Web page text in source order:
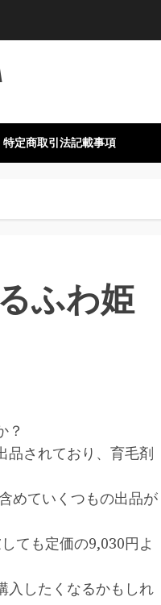
特定商取引法記載事項
ふわ姫
？
品されており、育毛剤
めていくつもの出品が
ても定価の9,030円よ
入したくなるかもしれ